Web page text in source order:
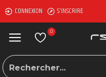
CONNEXION S'INSCRIRE
0